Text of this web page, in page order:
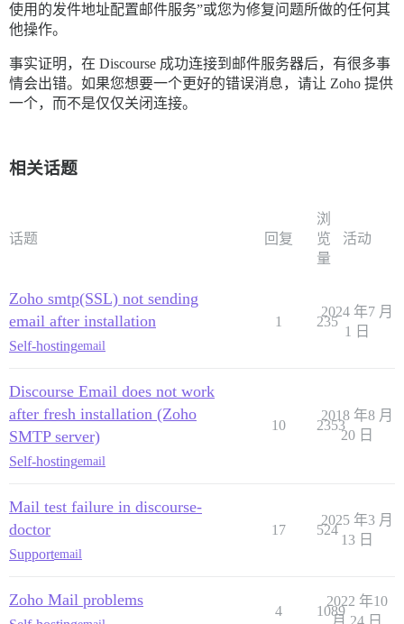
使用的发件地址配置邮件服务”或您为修复问题所做的任何其
他操作。
事实证明，在 Discourse 成功连接到邮件服务器后，有很多事
情会出错。如果您想要一个更好的错误消息，请让 Zoho 提供
一个，而不是仅仅关闭连接。
相关话题
话题 回复
浏
览
量
活动
Zoho smtp(SSL) not sending
email after installation
Self-hostingemail
1 235
2024 年7 月
1 日
Discourse Email does not work
after fresh installation (Zoho
SMTP server)
Self-hostingemail
10 2353
2018 年8 月
20 日
Mail test failure in discourse-
doctor
Supportemail
17 524
2025 年3 月
13 日
Zoho Mail problems
4 1089
2022 年10
月 24 日